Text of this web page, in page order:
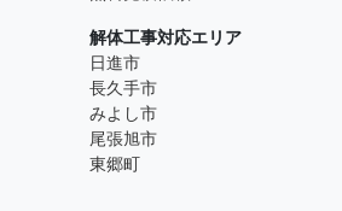
解体工事対応エリア
日進市
長久手市
みよし市
尾張旭市
東郷町